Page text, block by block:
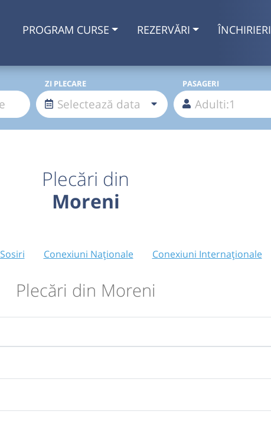
PROGRAM CURSE REZERVĂRI ÎNCHIRIERI
ZI PLECARE PASAGERI
Plecări din
Moreni
Sosiri Conexiuni Naționale Conexiuni Internaționale
Plecări din Moreni